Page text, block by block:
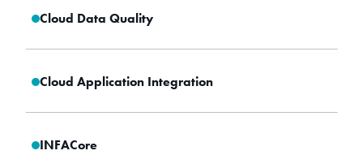
Cloud Data Quality
Cloud Application Integration
INFACore